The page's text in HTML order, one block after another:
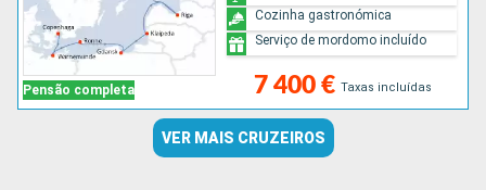
Pensão completa 7 400 € Taxas incluídas
Cozinha gastronómica
Serviço de mordomo incluído
VER MAIS CRUZEIROS